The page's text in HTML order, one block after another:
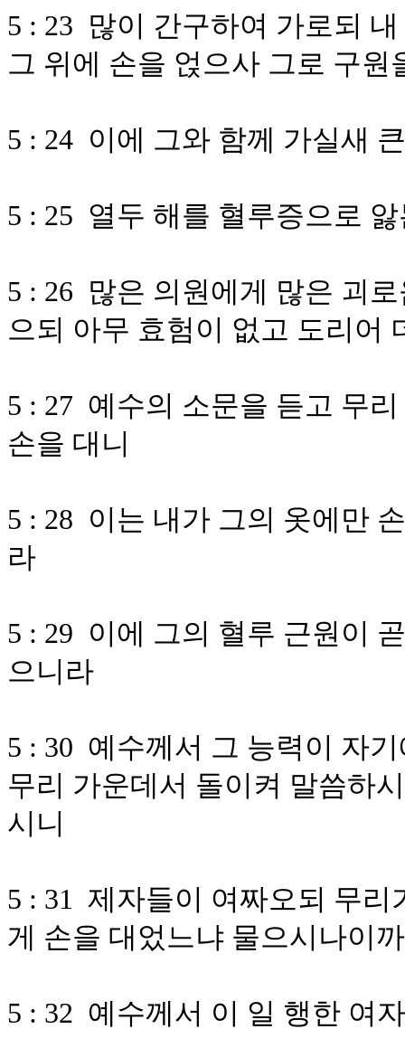
5 : 23 많이 간구하여 가로되
그 위에 손을 얹으사 그로 구
5 : 24 이에 그와 함께 가실새
5 : 25 열두 해를 혈루증으로
5 : 26 많은 의원에게 많은 괴
으되 아무 효험이 없고 도리어
5 : 27 예수의 소문을 듣고 무
손을 대니
5 : 28 이는 내가 그의 옷에만
라
5 : 29 이에 그의 혈루 근원이
으니라
5 : 30 예수께서 그 능력이 자
무리 가운데서 돌이켜 말씀하
시니
5 : 31 제자들이 여짜오되 무
게 손을 대었느냐 물으시나이
5 : 32 예수께서 이 일 행한 여